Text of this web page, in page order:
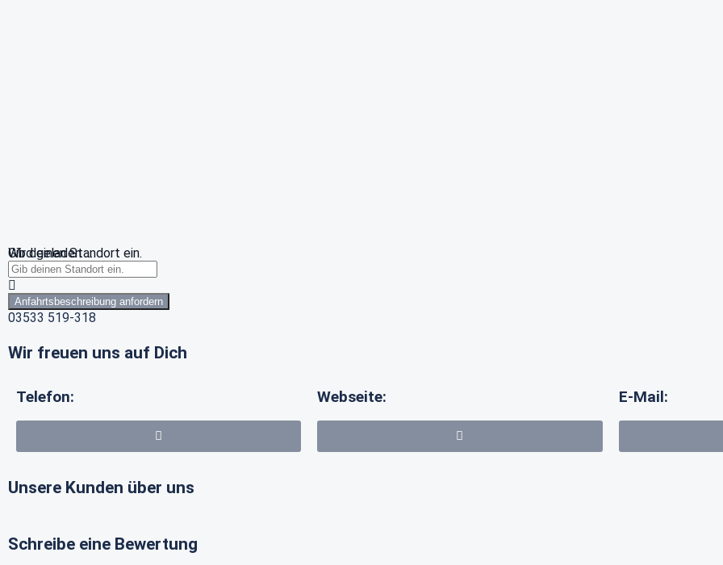
Wird geladen …
Gib deinen Standort ein.
Anfahrtsbeschreibung anfordern
03533 519-318
Wir freuen uns auf Dich
Telefon: Webseite: E-Mail:
Unsere Kunden über uns
Schreibe eine Bewertung